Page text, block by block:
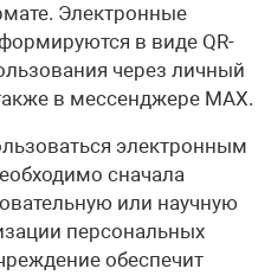
Электронные
в виде QR-
через личный
в мессенджере MАХ.
электронным
сначала
или научную
персональных
обеспечит